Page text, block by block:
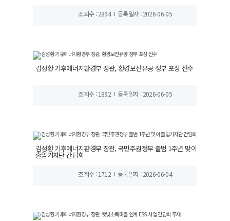
조회수 : 2894 등록일자 : 2026-06-05
김성환 기후에너지환경부 장관, 환경보전유공 정부 포상 전수
조회수 : 1892 등록일자 : 2026-06-05
김성환 기후에너지환경부 장관, 국민주권정부 출범 1주년 맞이
출입기자단 간담회
조회수 : 1712 등록일자 : 2026-06-04